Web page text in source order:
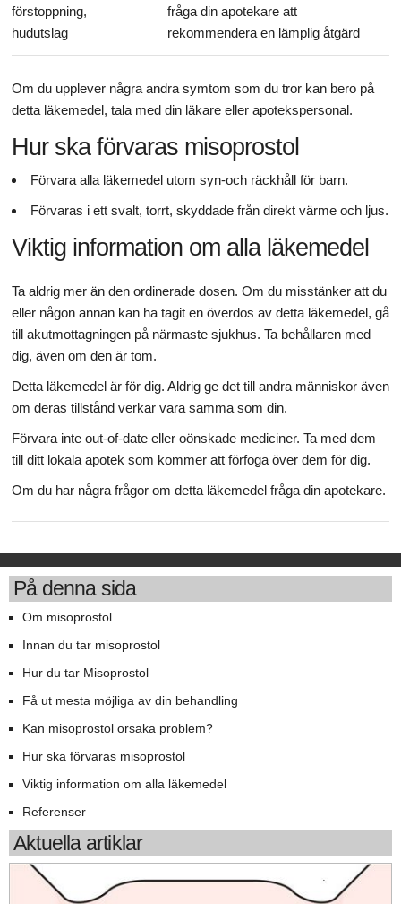
förstoppning,
hudutslag
fråga din apotekare att
rekommendera en lämplig åtgärd
Om du upplever några andra symtom som du tror kan bero på
detta läkemedel, tala med din läkare eller apotekspersonal.
Hur ska förvaras misoprostol
Förvara alla läkemedel utom syn-och räckhåll för barn.
Förvaras i ett svalt, torrt, skyddade från direkt värme och ljus.
Viktig information om alla läkemedel
Ta aldrig mer än den ordinerade dosen. Om du misstänker att du
eller någon annan kan ha tagit en överdos av detta läkemedel, gå
till akutmottagningen på närmaste sjukhus. Ta behållaren med
dig, även om den är tom.
Detta läkemedel är för dig. Aldrig ge det till andra människor även
om deras tillstånd verkar vara samma som din.
Förvara inte out-of-date eller oönskade mediciner. Ta med dem
till ditt lokala apotek som kommer att förfoga över dem för dig.
Om du har några frågor om detta läkemedel fråga din apotekare.
På denna sida
Om misoprostol
Innan du tar misoprostol
Hur du tar Misoprostol
Få ut mesta möjliga av din behandling
Kan misoprostol orsaka problem?
Hur ska förvaras misoprostol
Viktig information om alla läkemedel
Referenser
Aktuella artiklar